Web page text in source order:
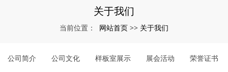
关于我们
当前位置： 网站首页 >> 关于我们
公司简介 公司文化 样板室展示 展会活动 荣誉证书